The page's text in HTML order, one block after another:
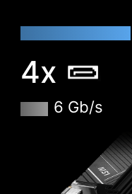
ESD
4x
6 Gb/s
barrettes
vérifier leur
extrêmes et
stable quoi qu'il
très simples à
meilleurs
dernière
de MSI